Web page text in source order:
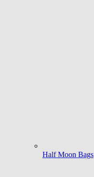
Half Moon Bags